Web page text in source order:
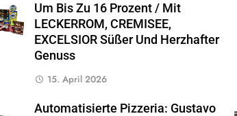
Um Bis Zu 16 Prozent / Mit
LECKERROM, CREMISEE,
EXCELSIOR Süßer Und Herzhafter
Genuss
15. April 2026
Automatisierte Pizzeria: Gustavo